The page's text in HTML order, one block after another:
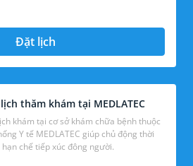
Đặt lịch
thăm khám tại MEDLATEC
khám tại cơ sở khám chữa bệnh thuộc
Y tế MEDLATEC giúp chủ động thời
gian, hạn chế tiếp xúc đông người.